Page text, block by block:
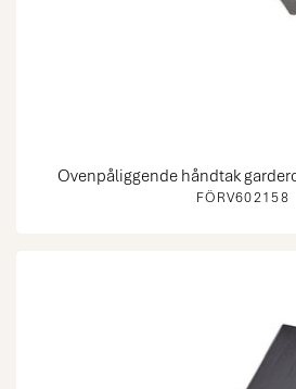
FÖRV602158
Ovenpåliggende håndtak